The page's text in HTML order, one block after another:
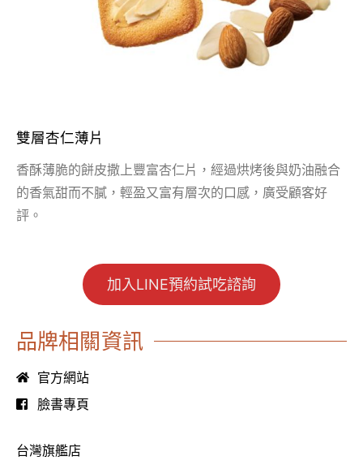
雙層杏仁薄片
香酥薄脆的餅皮撒上豐富杏仁片，經過烘烤後與奶油融合
的香氣甜而不膩，輕盈又富有層次的口感，廣受顧客好
評。
加入LINE預約試吃諮詢
品牌相關資訊
官方網站
臉書專頁
台灣旗艦店